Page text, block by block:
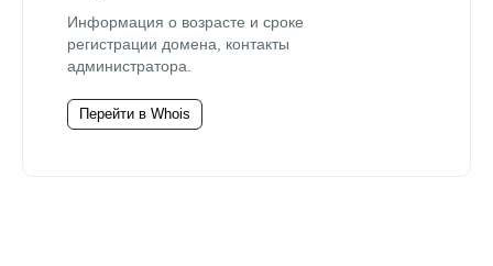
Информация о возрасте и сроке
регистрации домена, контакты
администратора.
Перейти в Whois